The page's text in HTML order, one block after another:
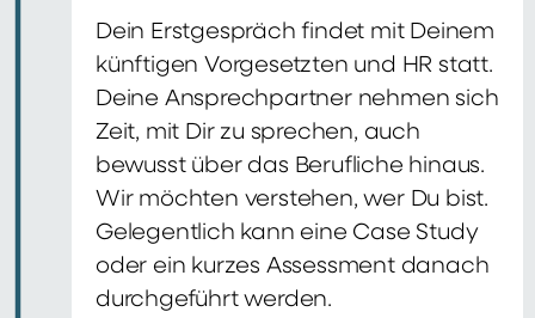
Dein Erstgespräch findet mit Deinem
künftigen Vorgesetzten und HR statt.
Deine Ansprechpartner nehmen sich
Zeit, mit Dir zu sprechen, auch
bewusst über das Berufliche hinaus.
Wir möchten verstehen, wer Du bist.
Gelegentlich kann eine Case Study
oder ein kurzes Assessment danach
durchgeführt werden.